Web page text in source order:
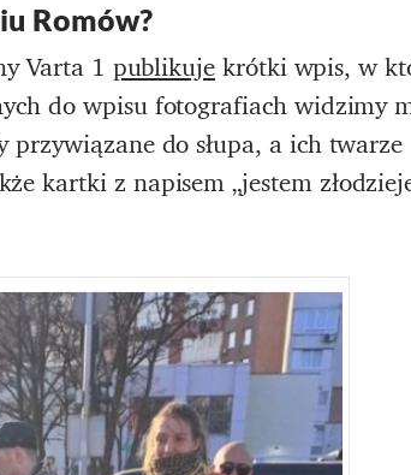
Romów?
Varta 1 publikujekrótki wpis, w
do wpisu fotografiach widzimy
do słupa, a ich twarze
kartki z napisem „jestem